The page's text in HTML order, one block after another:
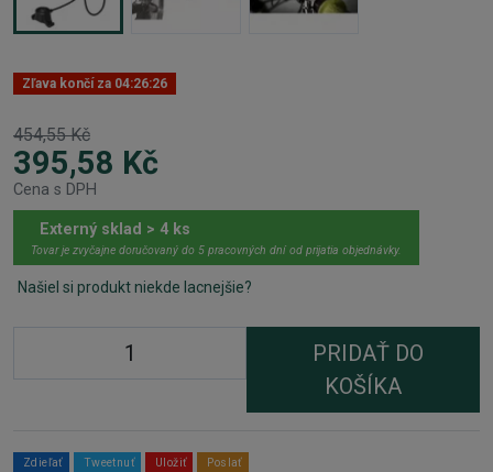
Zľava končí za 04:26:25
454,55 Kč
395,58 Kč
Cena s DPH
Externý sklad > 4 ks
Tovar je zvyčajne doručovaný do 5 pracovných dní od prijatia objednávky.
Našiel si produkt niekde lacnejšie?
PRIDAŤ DO
KOŠÍKA
Zdieľať Tweetnuť Uložiť Poslať